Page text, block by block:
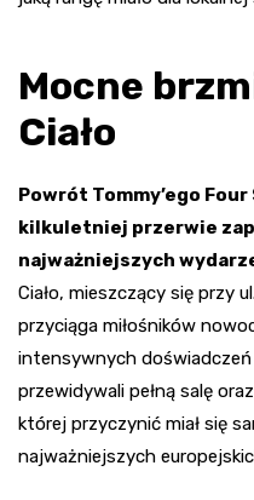
Mocne
Ciało
Powrót Tommy’ego Four
kilkuletniej przerwie
najważniejszych
Ciało, mieszczący się przy
przyciąga miłośników
intensywnych
przewidywali pełną salę
której przyczynić miał się
najważniejszych